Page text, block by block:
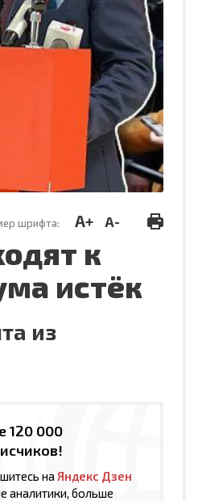
шрифта: A+ A-
к
истёк
из
120 000
на Яндекс Дзен
аналитики, больше